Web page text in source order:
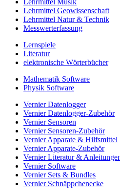
Lehrmittel Musik
Lehrmittel Geowissenschaft
Lehrmittel Natur & Technik
Messwerterfassung
Lernspiele
Literatur
elektronische Wörterbücher
Mathematik Software
Physik Software
Vernier Datenlogger
Vernier Datenlogger-Zubehör
Vernier Sensoren
Vernier Sensoren-Zubehör
Vernier Apparate & Hilfsmittel
Vernier Apparate-Zubehör
Vernier Literatur &
Vernier Software
Vernier Sets & Bundles
Vernier Schnäppchenecke